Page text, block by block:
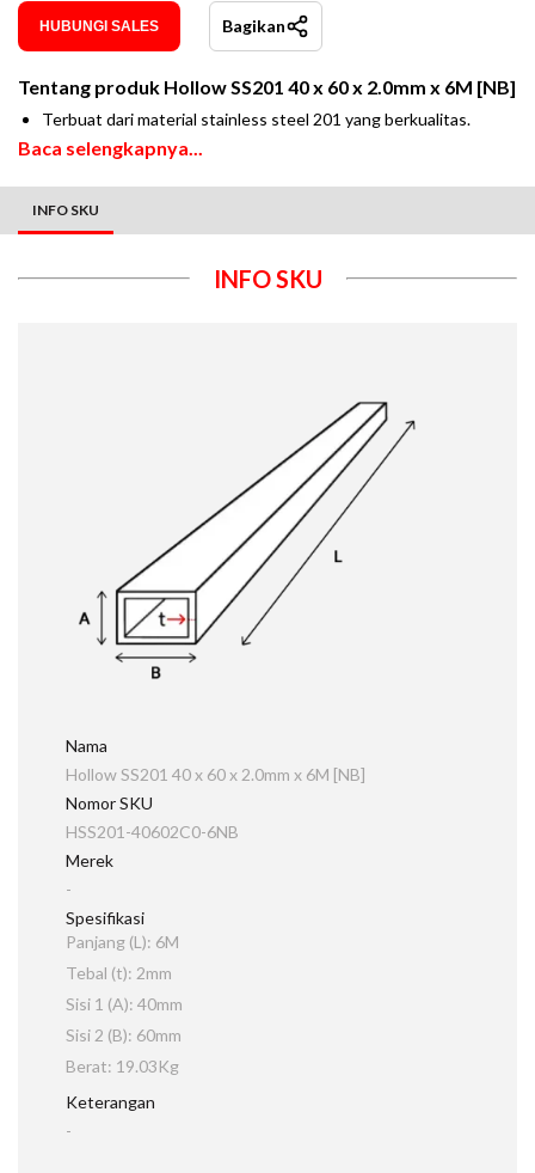
HUBUNGI SALES Bagikan
Tentang produk Hollow SS201 40 x 60 x 2.0mm x 6M [NB]
Terbuat dari material stainless steel 201 yang berkualitas.
Baca selengkapnya...
INFO SKU
INFO SKU
Nama
Hollow SS201 40 x 60 x 2.0mm x 6M [NB]
Nomor SKU
HSS201-40602C0-6NB
Merek
-
Spesifikasi
Panjang (L): 6M
Tebal (t): 2mm
Sisi 1 (A): 40mm
Sisi 2 (B): 60mm
Berat: 19.03Kg
Keterangan
-